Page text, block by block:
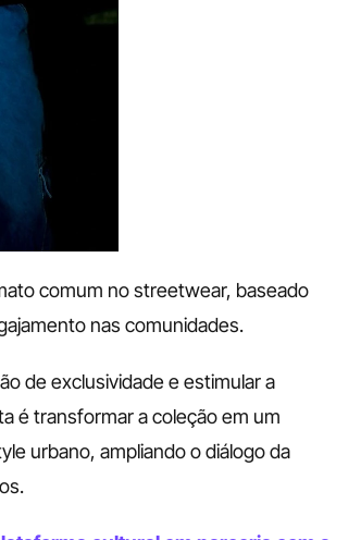
comum no streetwear, baseado
nas comunidades.
de exclusividade e estimular a
é transformar a coleção em um
urbano, ampliando o diálogo da